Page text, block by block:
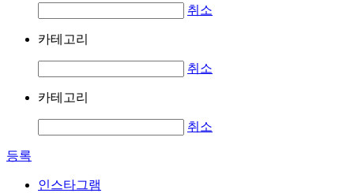
취소
카테고리
취소
카테고리
취소
등록
인스타그램